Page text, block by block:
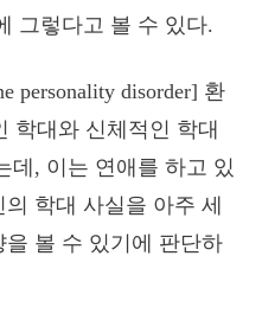
그렇다고 볼 수 있다.
personality disorder] 환
학대와 신체적인 학대
데, 이는 연애를 하고 있
학대 사실을 아주 세
볼 수 있기에 판단하